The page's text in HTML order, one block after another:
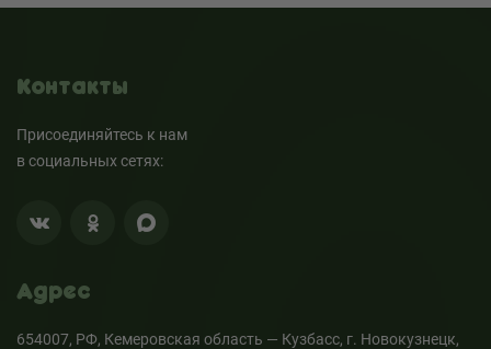
Контакты
Присоединяйтесь к нам
в социальных сетях:
Адрес
654007, РФ, Кемеровская область — Кузбасс, г. Новокузнецк,